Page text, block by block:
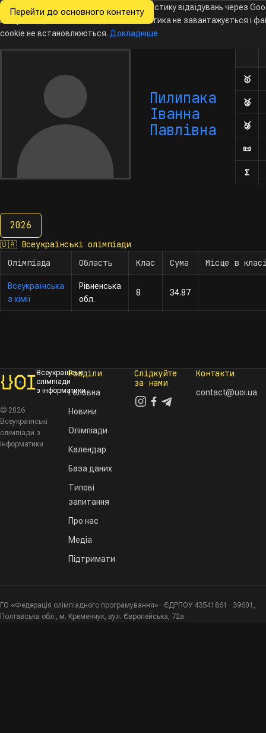
Перейти до основного контенту
Всеукраїнські
з інформатики
НовиниОлімпіадиКалендарБаза даних
Пилипака
Іванна
Павлівна
🥇
🥈
🥉
📜
Σ
2026
2026
🇺🇦 Всеукраїнські олімпіади
Олімпіада
Область Клас Сума Місце в
Всеукраїнська
з хімії
Рівненська
обл.
8 34.87
Всеукраїнські
олімпіади
з інформатики
© 2026
Всеукраїнські
олімпіади з
інформатики
Розділи
Головна
Новини
Олімпіади
Календар
База даних
Типові
запитання
Про нас
Медіа
Підтримати
Слідкуйте
за нами
Контакти
contact@uoi.ua
ГО «Федерація олімпіадного програмування» · ЄДРПОУ 43541861 · 39601,
Полтавська обл., м. Кременчук, вул. Європейська, 72а
Ми хочемо збирати знеособлену статистику відвідувань через
Analytics. Доки ви не погодитесь, аналітика не завантажується і
cookie не встановлюються. Докладніше